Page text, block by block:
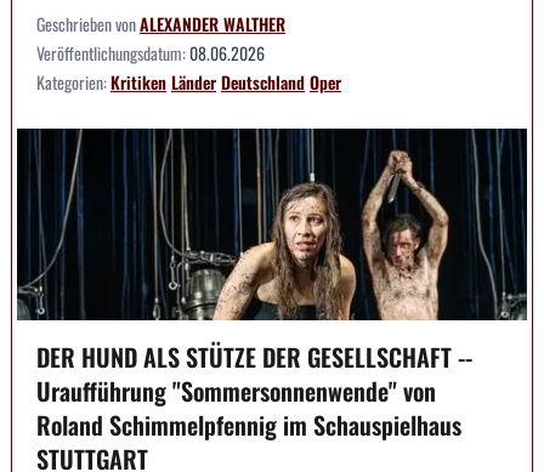
Geschrieben vonALEXANDER WALTHER
Veröffentlichungsdatum:08.06.2026
Kategorien:KritikenLänderDeutschlandOper
DER HUND ALS STÜTZE DER GESELLSCHAFT --
Uraufführung "Sommersonnenwende" von
Roland Schimmelpfennig im Schauspielhaus
STUTTGART